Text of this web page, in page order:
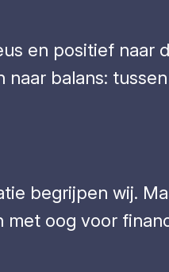
en positief naar
balans:
begrijpen wij.
met oog voor